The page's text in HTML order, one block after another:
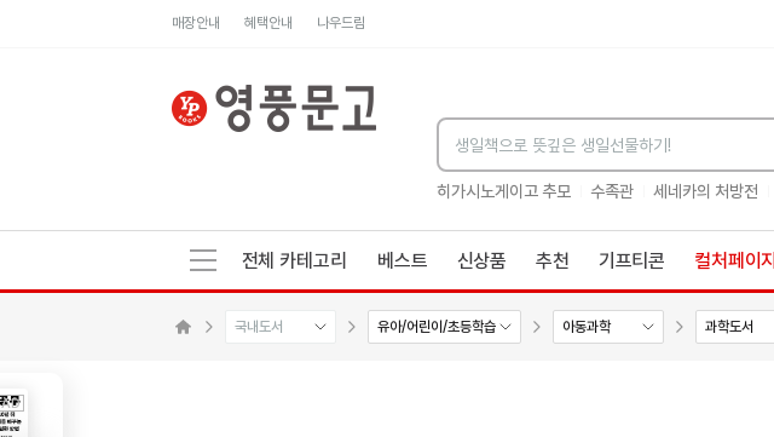
매장안내 혜택안내 나우드림
히가시노게이고 추모 수족관 세네카의 처방전
전체 카테고리 베스트 신상품 추천 기프티콘 컬처페이지
국내도서 유아/어린이/초등학습 아동과학 과학도서
AD